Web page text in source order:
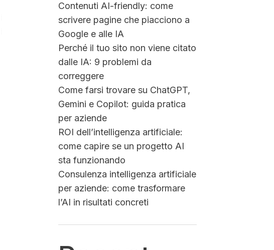
Contenuti AI-friendly: come
scrivere pagine che piacciono a
Google e alle IA
Perché il tuo sito non viene citato
dalle IA: 9 problemi da
correggere
Come farsi trovare su ChatGPT,
Gemini e Copilot: guida pratica
per aziende
ROI dell’intelligenza artificiale:
come capire se un progetto AI
sta funzionando
Consulenza intelligenza artificiale
per aziende: come trasformare
l’AI in risultati concreti